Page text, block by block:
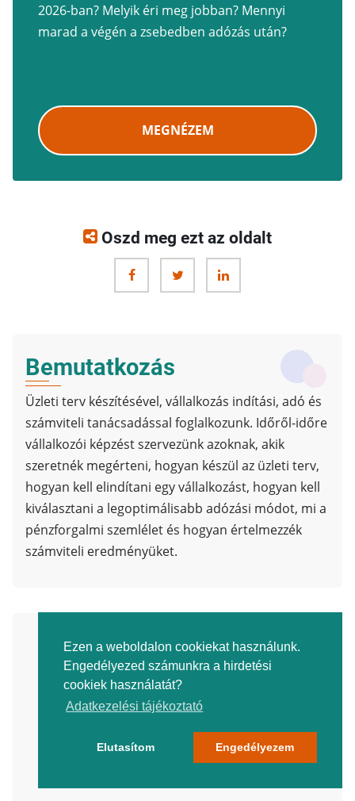
Ezen a weboldalon cookiekat használunk.
Engedélyezed számunkra a hirdetési
cookiek használatát?
Adatkezelési tájékoztató
Elutasítom Engedélyezem
2026-ban? Melyik éri meg jobban? Mennyi
marad a végén a zsebedben adózás után?
MEGNÉZEM
Oszd meg ezt az oldalt
Bemutatkozás
Üzleti terv készítésével, vállalkozás indítási, adó és
számviteli tanácsadással foglalkozunk. Időről-időre
vállalkozói képzést szervezünk azoknak, akik
szeretnék megérteni, hogyan készül az üzleti terv,
hogyan kell elindítani egy vállalkozást, hogyan kell
kiválasztani a legoptimálisabb adózási módot, mi a
pénzforgalmi szemlélet és hogyan értelmezzék
számviteli eredményüket.